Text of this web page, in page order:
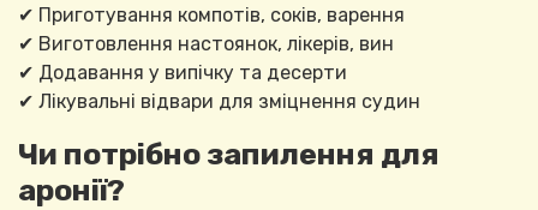
✔ Приготування компотів, соків, варення
✔ Виготовлення настоянок, лікерів, вин
✔ Додавання у випічку та десерти
✔ Лікувальні відвари для зміцнення судин
Чи потрібно запилення для
аронії?